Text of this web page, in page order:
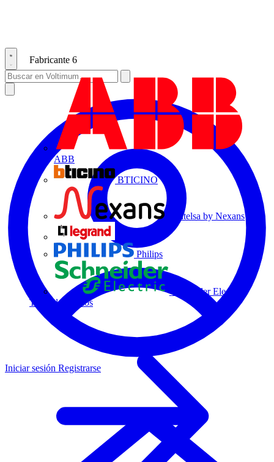
Fabricante 6
ABB
BTICINO
Centelsa by Nexans
Philips
Schneider Electric
Todos los socios
Iniciar sesión Registrarse